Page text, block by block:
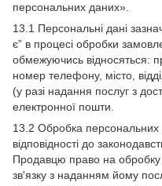
персональних даних».
13.1 Персональні дані
є” в процесі обробки
обмежуючись відносяться:
номер телефону, місто,
(у разі надання послуг з
електронної пошти.
13.2 Обробка персональних
відповідності до
Продавцю право на
зв'язку з наданням йому